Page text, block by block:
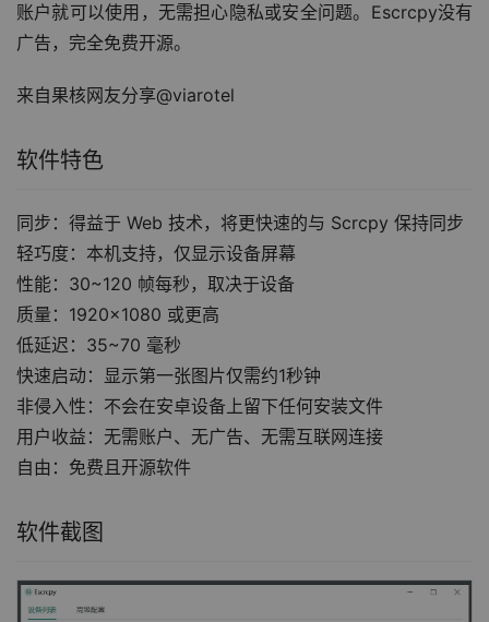
账户就可以使用，无需担心隐私或安全问题。Escrcpy没有
广告，完全免费开源。
来自果核网友分享@viarotel
软件特色
同步：得益于 Web 技术，将更快速的与 Scrcpy 保持同步
轻巧度：本机支持，仅显示设备屏幕
性能：30~120 帧每秒，取决于设备
质量：1920×1080 或更高
低延迟：35~70 毫秒
快速启动：显示第一张图片仅需约1秒钟
非侵入性：不会在安卓设备上留下任何安装文件
用户收益：无需账户、无广告、无需互联网连接
自由：免费且开源软件
软件截图